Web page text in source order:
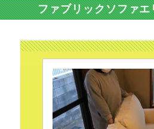
ファブリックソファ